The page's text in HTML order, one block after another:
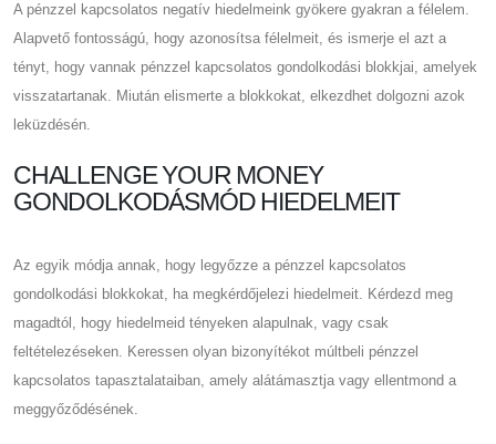
A pénzzel kapcsolatos negatív hiedelmeink gyökere gyakran a félelem.
Alapvető fontosságú, hogy azonosítsa félelmeit, és ismerje el azt a
tényt, hogy vannak pénzzel kapcsolatos gondolkodási blokkjai, amelyek
visszatartanak. Miután elismerte a blokkokat, elkezdhet dolgozni azok
leküzdésén.
CHALLENGE YOUR MONEY
GONDOLKODÁSMÓD HIEDELMEIT
Az egyik módja annak, hogy legyőzze a pénzzel kapcsolatos
gondolkodási blokkokat, ha megkérdőjelezi hiedelmeit. Kérdezd meg
magadtól, hogy hiedelmeid tényeken alapulnak, vagy csak
feltételezéseken. Keressen olyan bizonyítékot múltbeli pénzzel
kapcsolatos tapasztalataiban, amely alátámasztja vagy ellentmond a
meggyőződésének.